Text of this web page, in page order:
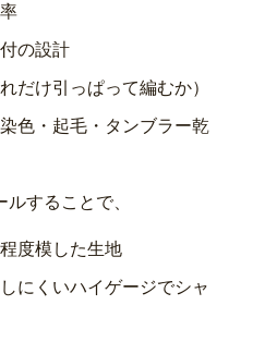
の設計
だけ引っぱって編むか）
色・起毛・タンブラー乾
することで、
度模した生地
にくいハイゲージでシャ